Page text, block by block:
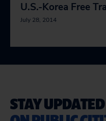
U.S.-Korea Free
July 28, 2014
STAY UPDATED